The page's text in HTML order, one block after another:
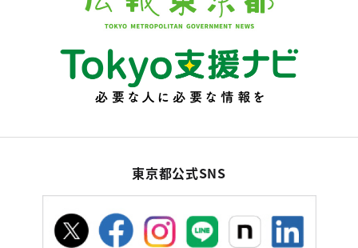
東京都公式SNS